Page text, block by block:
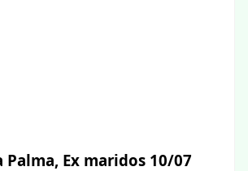
Palma, Ex maridos 10/07